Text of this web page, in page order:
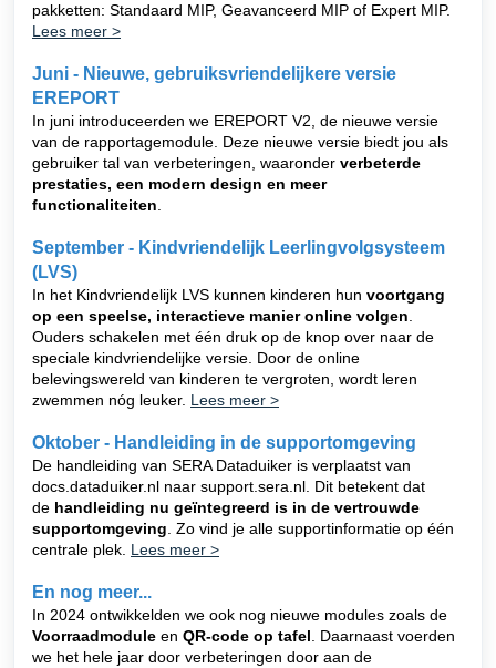
pakketten: Standaard MIP, Geavanceerd MIP of Expert MIP.
Lees meer >
Juni - Nieuwe, gebruiksvriendelijkere versie
EREPORT
In juni introduceerden we EREPORT V2, de nieuwe versie
van de rapportagemodule. Deze nieuwe versie biedt jou als
gebruiker tal van verbeteringen, waaronder verbeterde
prestaties, een modern design en meer
functionaliteiten
September - Kindvriendelijk Leerlingvolgsysteem
(LVS)
In het Kindvriendelijk LVS kunnen kinderen hun voortgang
op een speelse, interactieve manier online volgen
Ouders schakelen met één druk op de knop over naar de
speciale kindvriendelijke versie. Door de online
belevingswereld van kinderen te vergroten, wordt leren
zwemmen nóg leuker. Lees meer >
Oktober - Handleiding in de supportomgeving
De handleiding van SERA Dataduiker is verplaatst van
docs.dataduiker.nl naar support.sera.nl. Dit betekent dat
de handleiding nu geïntegreerd is in de vertrouwde
supportomgeving . Zo vind je alle supportinformatie op één
centrale plek. Lees meer >
En nog meer...
In 2024 ontwikkelden we ook nog nieuwe modules zoals de
Voorraadmodule en QR-code op tafel . Daarnaast voerden
we het hele jaar door verbeteringen door aan de